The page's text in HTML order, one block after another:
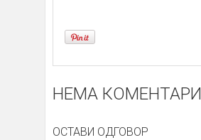
НЕМА КОМЕНТАРИ
ОСТАВИ ОДГОВОР